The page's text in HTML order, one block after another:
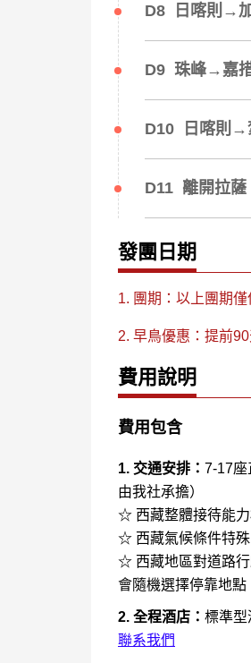
D8 日喀則→
D9 珠峰→嘉
D10 日喀則→
D11 離開拉薩
發團日期
1. 團期：以上團期
2. 早鳥優惠：提前
費用說明
費用包含
1. 交通安排： 7-17座
由我社承擔）
☆ 西藏整體接待能
☆ 西藏氣候條件特
☆ 西藏地區對道路行
會隨機選擇停靠地
2. 全程酒店： 標準型
聯系我們